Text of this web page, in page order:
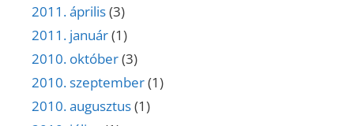
2011. április(3)
2011. január(1)
2010. október(3)
2010. szeptember(1)
2010. augusztus(1)